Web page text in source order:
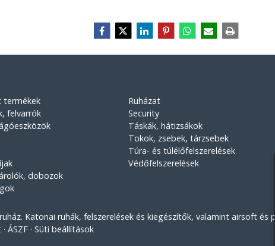
termékek
felvarrók
dobozok
Ruházat
Security
Táskák, hátizsákok
Tokok, zsebek, tárzsebek
Túra- és túlélőfelszerelések
Védőfelszerelések
Katonai ruhák, felszerelések és kiegészítők, valamint airsoft és
ÁSZF Süti beállítások